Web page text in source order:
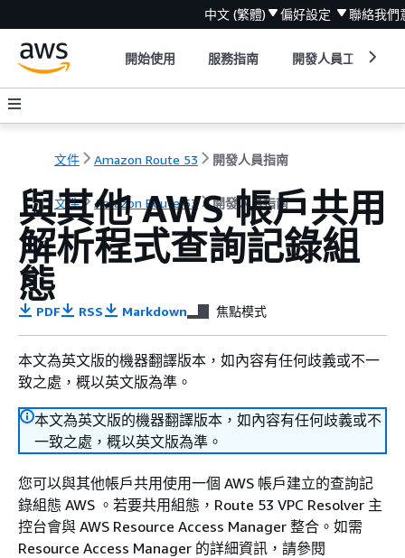
中文 (繁體) 偏好設定 聯絡我們
開始使用 服務指南 開發人員工具
文件 Amazon Route 53 開發人員指南
文件 Amazon Route 53 開發人員指南
與其他 AWS 帳戶共用
解析程式查詢記錄組
態
PDF RSS Markdown 焦點模式
本文為英文版的機器翻譯版本，如內容有任何歧義或不一
致之處，概以英文版為準。
本文為英文版的機器翻譯版本，如內容有任何歧義或不
一致之處，概以英文版為準。
您可以與其他帳戶共用使用一個 AWS 帳戶建立的查詢記
錄組態 AWS 。若要共用組態，Route 53 VPC Resolver 主
控台會與 AWS Resource Access Manager 整合。如需
Resource Access Manager 的詳細資訊，請參閱